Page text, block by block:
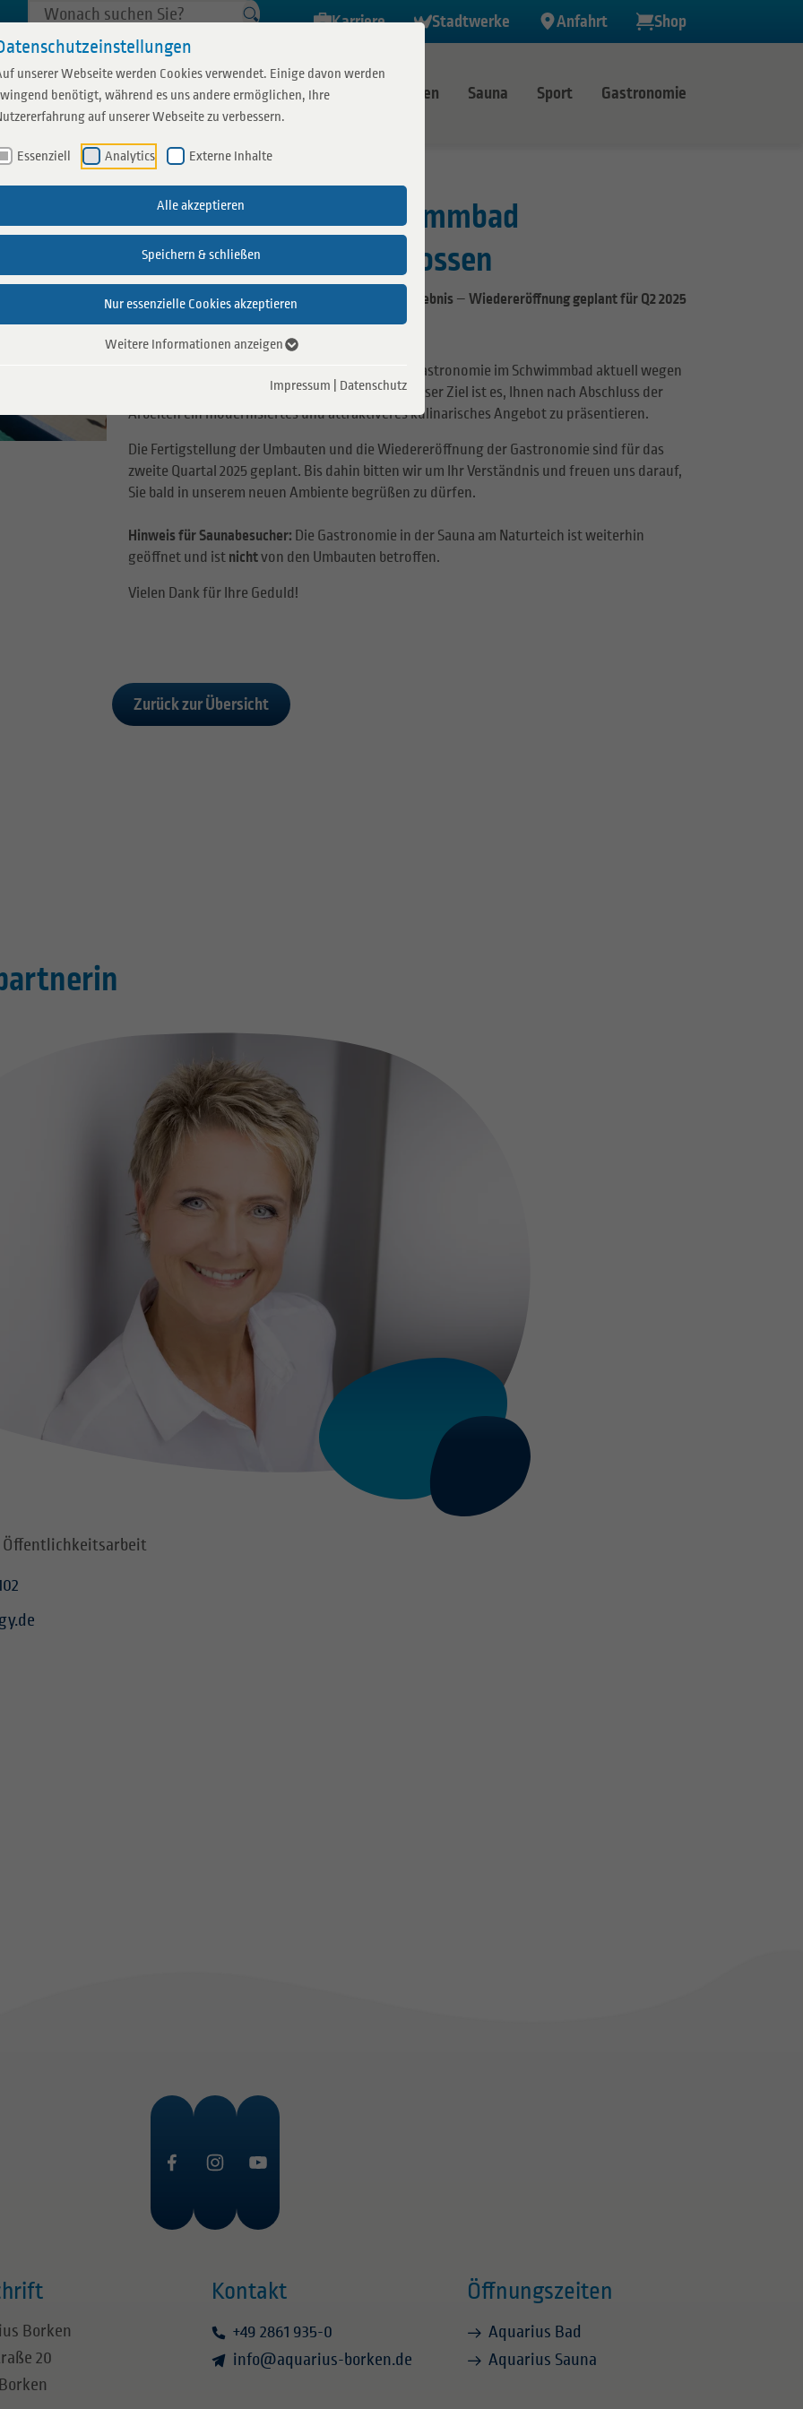
unserer Webseite werden Cookies verwendet. Einige davon werden
benötigt, während es uns andere ermöglichen, Ihre
auf unserer Webseite zu verbessern.
Essenziell Analytics Externe Inhalte
Alle akzeptieren
Speichern & schließen
Nur essenzielle Cookies akzeptieren
Weitere Informationen anzeigen
Impressum Datenschutz
Karriere Stadtwerke Anfahrt Shop
Schwimmen
Schwimmbad Events
Schwimmkurse
Weitere Bäder
Schwimmhalle Weseke
Freibad Ramsdorf
Freibad Velen
Sauna
Borken Sauna
Ihren Besuch
Damensauna
Veranstaltungen Sauna
Massagen
Sport
Indoor-Sport
Gastronomie
Gastronomie
Schwimmbad
Sauna Gastronomie
22.08.2024
Gastronomie im Schwimmbad
vorübergehend geschlossen
Umbauarbeiten für ein neues gastronomisches Erlebnis – Wiedereröffnung geplant für Q2 2025
Liebe Gäste,
wir möchten Sie darüber informieren, dass die Gastronomie im Schwimmbad aktuell wegen
umfassender Umbauarbeiten geschlossen ist. Unser Ziel ist es, Ihnen nach Abschluss der
Arbeiten ein modernisiertes und attraktiveres kulinarisches Angebot zu präsentieren.
Die Fertigstellung der Umbauten und die Wiedereröffnung der Gastronomie sind für das
zweite Quartal 2025 geplant. Bis dahin bitten wir um Ihr Verständnis und freuen uns darauf,
Sie bald in unserem neuen Ambiente begrüßen zu dürfen.
Hinweis für Saunabesucher: Die Gastronomie in der Sauna am Naturteich ist weiterhin
geöffnet und ist nichtvon den Umbauten betroffen.
Vielen Dank für Ihre Geduld!
Zurück zur Übersicht
Öffentlichkeitsarbeit
Borken
20
Kontakt
+49 2861 935-0
info@aquarius-borken.de
Öffnungszeiten
Aquarius Bad
Aquarius Sauna